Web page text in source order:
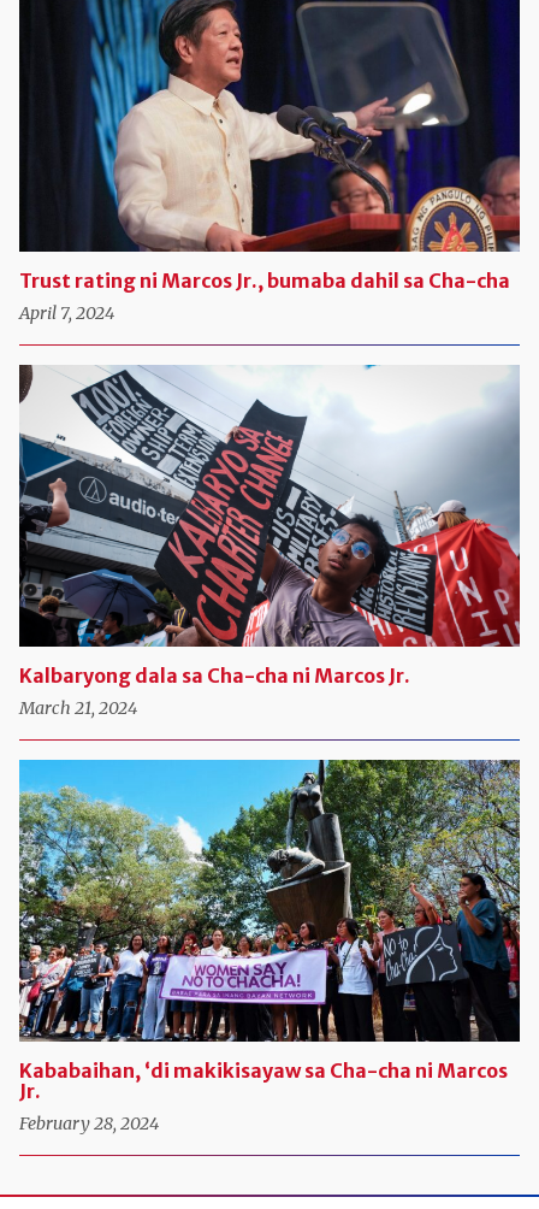
Trust rating ni Marcos Jr., bumaba dahil sa Cha-cha
April 7, 2024
Kalbaryong dala sa Cha-cha ni Marcos Jr.
March 21, 2024
Kababaihan, ‘di makikisayaw sa Cha-cha ni Marcos
Jr.
February 28, 2024